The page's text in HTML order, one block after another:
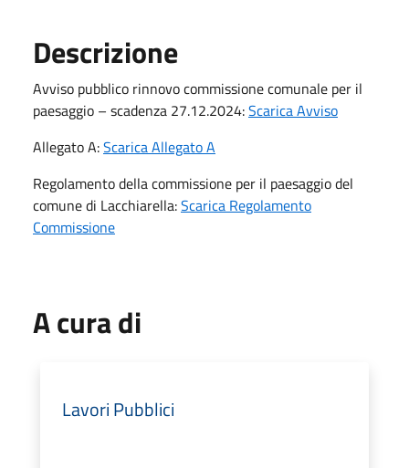
Descrizione
Avviso pubblico rinnovo commissione comunale per il
paesaggio – scadenza 27.12.2024:Scarica Avviso
Allegato A:Scarica Allegato A
Regolamento della commissione per il paesaggio del
comune di Lacchiarella:Scarica Regolamento
Commissione
A cura di
Lavori Pubblici